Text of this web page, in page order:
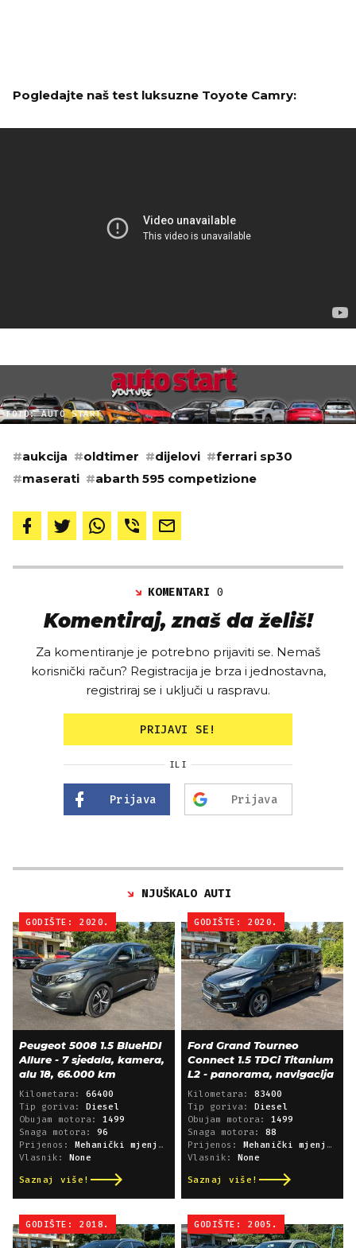
Pogledajte naš test luksuzne Toyote Camry:
FOTO: AUTO START
#aukcija #oldtimer #dijelovi #ferrari sp30
#maserati #abarth 595 competizione
KOMENTARI0
Komentiraj, znaš da želiš!
Za komentiranje je potrebno prijaviti se. Nemaš
korisnički račun? Registracija je brza i jednostavna,
registriraj se i uključi u raspravu.
PRIJAVI SE!
ILI
Prijava Prijava
NJUŠKALO AUTI
GODIŠTE: 2020.
Peugeot 5008 1.5 BlueHDI
Allure - 7 sjedala, kamera,
alu 18, 66.000 km
Kilometara: 66400
Tip goriva: Diesel
Obujam motora: 1499
Snaga motora: 96
Prijenos: Mehanički mjenjač
Vlasnik: None
Saznaj više!
GODIŠTE: 2020.
Ford Grand Tourneo
Connect 1.5 TDCi Titanium
L2 - panorama, navigacija
Kilometara: 83400
Tip goriva: Diesel
Obujam motora: 1499
Snaga motora: 88
Prijenos: Mehanički mjenjač
Vlasnik: None
Saznaj više!
GODIŠTE: 2018. GODIŠTE: 2005.